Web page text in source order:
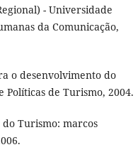
- Universidade
da Comunicação,
o desenvolvimento do
de Turismo, 2004.
Turismo: marcos